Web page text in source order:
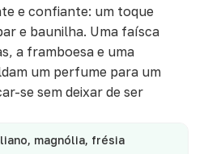
e confiante: um toque
e baunilha. Uma faísca
a framboesa e uma
um perfume para um
se sem deixar de ser
magnólia, frésia